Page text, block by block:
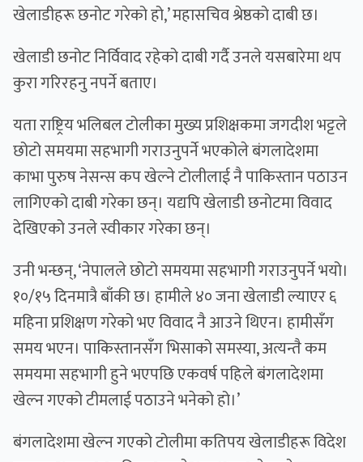
खेलाडीहरू छनोट गरेको हो,’ महासचिव श्रेष्ठको दाबी छ।
खेलाडी छनोट निर्विवाद रहेको दाबी गर्दै उनले यसबारेमा थप
कुरा गरिरहनु नपर्ने बताए।
यता राष्ट्रिय भलिबल टोलीका मुख्य प्रशिक्षकमा जगदीश भट्टले
छोटो समयमा सहभागी गराउनुपर्ने भएकोले बंगलादेशमा
काभा पुरुष नेसन्स कप खेल्ने टोलीलाई नै पाकिस्तान पठाउन
लागिएको दाबी गरेका छन्। यद्यपि खेलाडी छनोटमा विवाद
देखिएको उनले स्वीकार गरेका छन्।
उनी भन्छन्, ‘नेपालले छोटो समयमा सहभागी गराउनुपर्ने भयो।
१०/१५ दिनमात्रै बाँकी छ। हामीले ४० जना खेलाडी ल्याएर ६
महिना प्रशिक्षण गरेको भए विवाद नै आउने थिएन। हामीसँग
समय भएन। पाकिस्तानसँग भिसाको समस्या, अत्यन्तै कम
समयमा सहभागी हुने भएपछि एकवर्ष पहिले बंगलादेशमा
खेल्न गएको टीमलाई पठाउने भनेको हो।’
बंगलादेशमा खेल्न गएको टोलीमा कतिपय खेलाडीहरू विदेश